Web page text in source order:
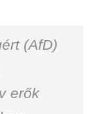
(AfD)
erők